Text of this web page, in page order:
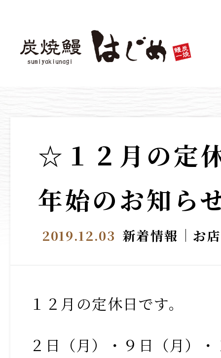
☆１２月の定
年始のお知ら
2019.12.03 新着情報 お
１２月の定休日です。
２日（月）・９日（月）